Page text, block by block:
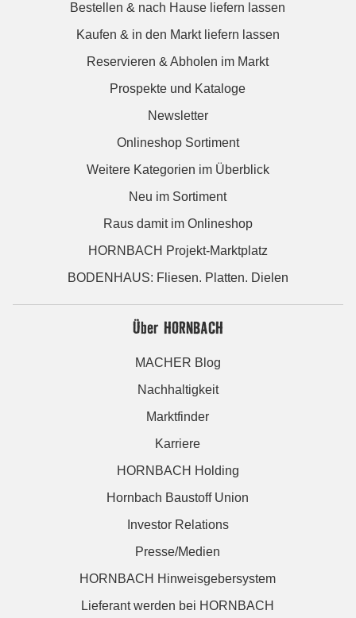
Bestellen & nach Hause liefern lassen
Kaufen & in den Markt liefern lassen
Reservieren & Abholen im Markt
Prospekte und Kataloge
Newsletter
Onlineshop Sortiment
Weitere Kategorien im Überblick
Neu im Sortiment
Raus damit im Onlineshop
HORNBACH Projekt-Marktplatz
BODENHAUS: Fliesen. Platten. Dielen
Über HORNBACH
MACHER Blog
Nachhaltigkeit
Marktfinder
Karriere
HORNBACH Holding
Hornbach Baustoff Union
Investor Relations
Presse/Medien
HORNBACH Hinweisgebersystem
Lieferant werden bei HORNBACH